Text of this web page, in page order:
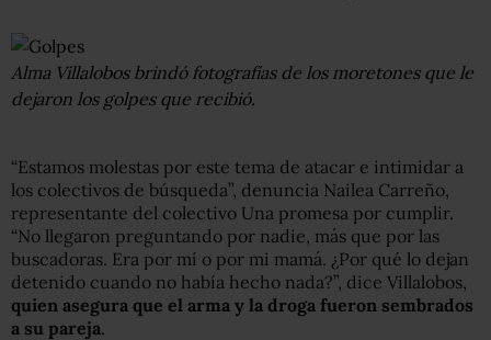
Alma Villalobos brindó fotografías de los moretones que le
dejaron los golpes que recibió.
“Estamos molestas por este tema de atacar e intimidar a
los colectivos de búsqueda”, denuncia Nailea Carreño,
representante del colectivo Una promesa por cumplir.
“No llegaron preguntando por nadie, más que por las
buscadoras. Era por mí o por mi mamá. ¿Por qué lo dejan
detenido cuando no había hecho nada?”, dice Villalobos,
quien asegura que el arma y la droga fueron sembrados
a su pareja.